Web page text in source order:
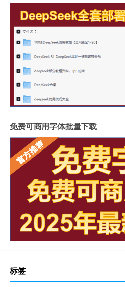
免费可商用字体批量下载
标签